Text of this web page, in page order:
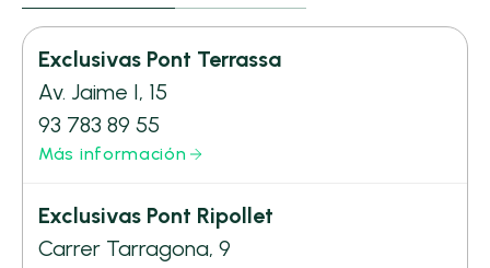
Exclusivas Pont Terrassa
Av. Jaime I, 15
93 783 89 55
Más información
Exclusivas Pont Ripollet
Carrer Tarragona, 9